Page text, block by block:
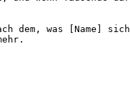
dem, was [Name]